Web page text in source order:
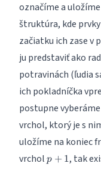
označíme a
štruktúra, kde
začiatku ich zase v
ju predstaviť ako
potravinách (ľudia
ich pokladníčka
postupne
vrchol, ktorý je s
uložíme na koniec
vrchol p+1
p + 1, tak